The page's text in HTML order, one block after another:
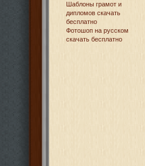
Шаблоны грамот и
дипломов скачать
бесплатно
Фотошоп на русском
скачать бесплатно